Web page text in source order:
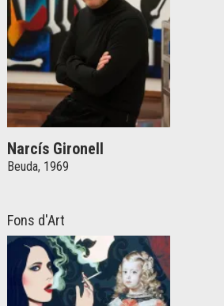
Narcís Gironell
Beuda, 1969
Fons d'Art